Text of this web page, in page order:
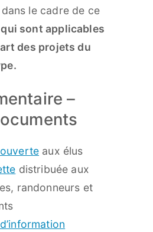
le cadre de ce
qui sont applicables
des projets du
–
aux élus
distribuée aux
randonneurs et